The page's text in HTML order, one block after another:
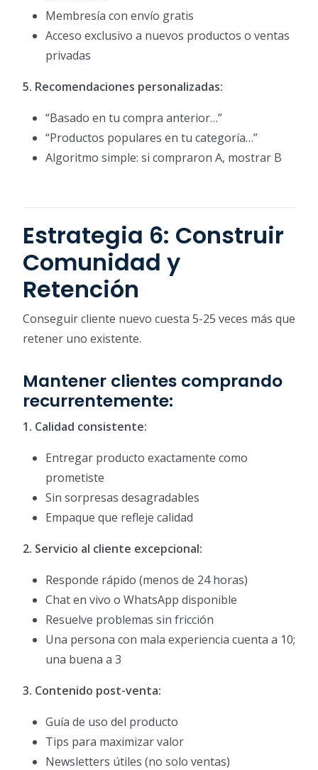
Membresía con envío gratis
Acceso exclusivo a nuevos productos o ventas
privadas
5. Recomendaciones personalizadas:
“Basado en tu compra anterior…”
“Productos populares en tu categoría…”
Algoritmo simple: si compraron A, mostrar B
Estrategia 6: Construir
Comunidad y
Retención
Conseguir cliente nuevo cuesta 5-25 veces más que
retener uno existente.
Mantener clientes comprando
recurrentemente:
1. Calidad consistente:
Entregar producto exactamente como
prometiste
Sin sorpresas desagradables
Empaque que refleje calidad
2. Servicio al cliente excepcional:
Responde rápido (menos de 24 horas)
Chat en vivo o WhatsApp disponible
Resuelve problemas sin fricción
Una persona con mala experiencia cuenta a 10;
una buena a 3
3. Contenido post-venta:
Guía de uso del producto
Tips para maximizar valor
Newsletters útiles (no solo ventas)